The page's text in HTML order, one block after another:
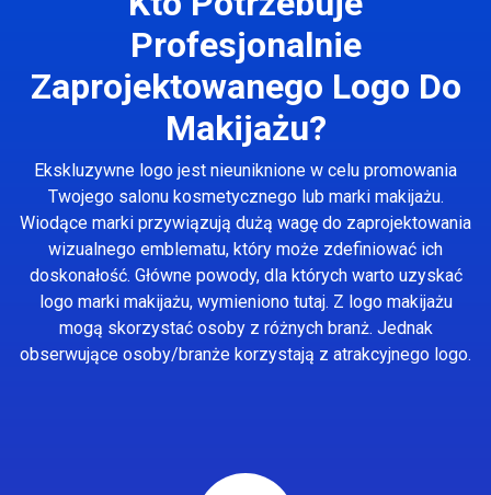
Profesjonalnie
Zaprojektowanego Logo Do
Makijażu?
Ekskluzywne logo jest nieuniknione w celu promowania
Twojego salonu kosmetycznego lub marki makijażu.
Wiodące marki przywiązują dużą wagę do zaprojektowania
wizualnego emblematu, który może zdefiniować ich
doskonałość. Główne powody, dla których warto uzyskać
logo marki makijażu, wymieniono tutaj. Z logo makijażu
mogą skorzystać osoby z różnych branż. Jednak
obserwujące osoby/branże korzystają z atrakcyjnego logo.